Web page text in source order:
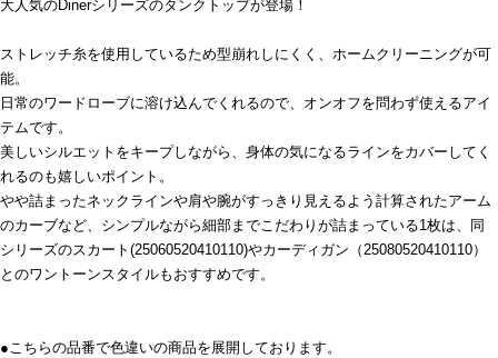
大人気のDinerシリーズのタンクトップが登場！
ストレッチ糸を使用しているため型崩れしにくく、ホームクリーニングが可
能。
日常のワードローブに溶け込んでくれるので、オンオフを問わず使えるアイ
テムです。
美しいシルエットをキープしながら、身体の気になるラインをカバーしてく
れるのも嬉しいポイント。
やや詰まったネックラインや肩や腕がすっきり見えるよう計算されたアーム
のカーブなど、シンプルながら細部までこだわりが詰まっている1枚は、同
シリーズのスカート(25060520410110)やカーディガン（25080520410110）
とのワントーンスタイルもおすすめです。
●こちらの品番で色違いの商品を展開しております。